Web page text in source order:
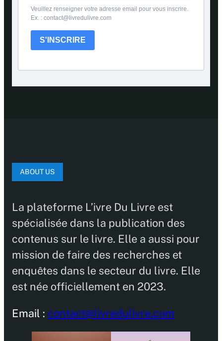
Veuillez renseigner votre adresse email pour vous inscrire.
Ex. : contact@livredulivre.com
S'INSCRIRE
ABOUT US
La plateforme L’ivre Du Livre est
spécialisée dans la publication des
contenus sur le livre. Elle a aussi pour
mission de faire des recherches et
enquêtes dans le secteur du livre. Elle
est née officiellement en 2023.
Email : contact@livredulivre.com